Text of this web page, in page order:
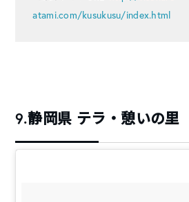
atami.com/kusukusu/index.html
9.静岡県 テラ・憩いの里